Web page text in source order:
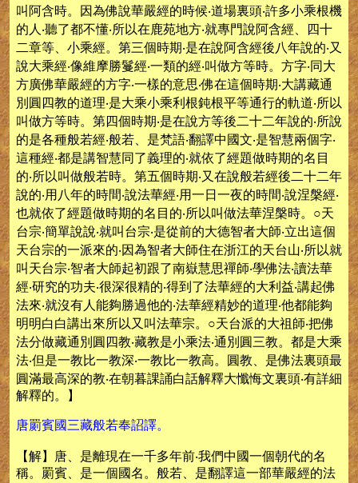
叫阿含時。因為佛說華嚴經的時候‧道場裏頭‧許多小乘根機
的人‧聽了都不懂‧所以在鹿苑地方‧就專門說阿含經、四十
二章等、小乘經。第三個時期‧是在說阿含經後八年說的‧又
說大乘經‧像維摩勝鬘經‧一類的經‧叫做方等時。方字‧同大
方廣佛華嚴經的方字‧一樣的意思‧佛在這個時期‧大講藏通
別圓四教的道理‧是大乘小乘利根鈍根平等通行的軌道‧所以
叫做方等時。第四個時期‧是在說方等後二十二年說的‧所說
的是各種般若經‧般若、是梵語‧翻譯中國文‧是智慧兩個字‧
這種經‧都是講智慧同了義理的‧就依了經題做時期的名目
的‧所以叫做般若時。第五個時期‧又在說般若經後二十二年
說的‧用八年的時間‧說法華經‧用一日一夜的時間‧說涅槃經‧
也就依了經題做時期的名目的‧所以叫做法華涅槃時。○天
台宗‧簡單說說‧就叫台宗‧是從前的大德智者大師‧立出這個
天台宗的一派來的‧因為智者大師住在浙江的天台山‧所以就
叫天台宗‧智者大師起初跟了南嶽慧思禪師‧學佛法‧讀法華
經‧研究的功夫‧很深很精的‧得到了法華經的大利益‧講起佛
法來‧就沒有人能夠勝過他的‧法華經精妙的道理‧他都能夠
明明白白講出來所以又叫法華宗。○天台派的大祖師‧把佛
法分做藏通別圓四教‧藏教是小乘法‧通別圓三教。都是大乘
法‧但是一教比一教深‧一教比一教高。圓教、是佛法裏頭最
圓滿最高深的教‧在朝暮課誦白話解釋大懺悔文裏頭‧有詳細
解釋的。】
唐罽賓國三藏般若奉詔譯。
【解】唐、是離現在一千多年前‧我們中國一個朝代的名
稱。罽賓、是一個國名。般若、是翻譯這一部華嚴經的法